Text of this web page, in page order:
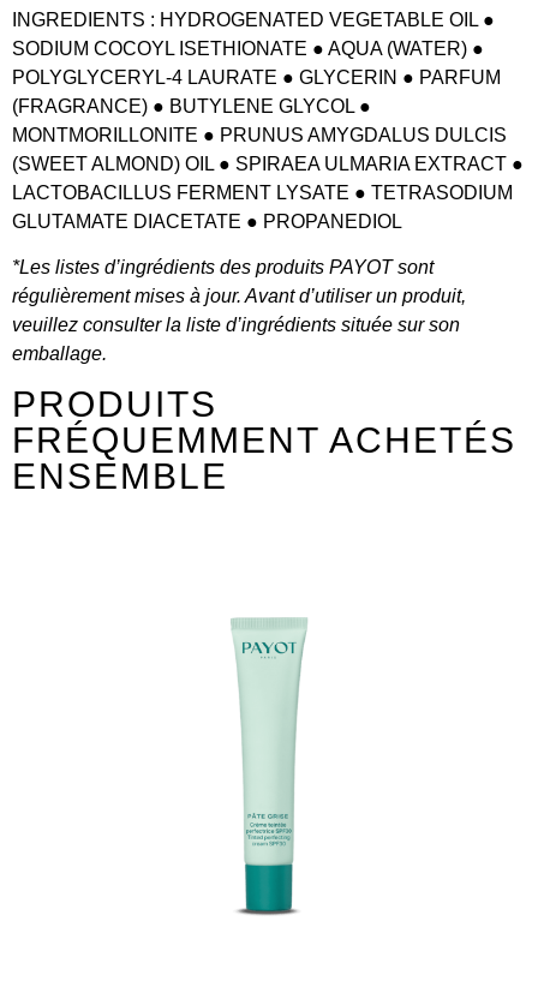
INGREDIENTS : HYDROGENATED VEGETABLE OIL ●
SODIUM COCOYL ISETHIONATE ● AQUA (WATER) ●
POLYGLYCERYL-4 LAURATE ● GLYCERIN ● PARFUM
(FRAGRANCE) ● BUTYLENE GLYCOL ●
MONTMORILLONITE ● PRUNUS AMYGDALUS DULCIS
(SWEET ALMOND) OIL ● SPIRAEA ULMARIA EXTRACT ●
LACTOBACILLUS FERMENT LYSATE ● TETRASODIUM
GLUTAMATE DIACETATE ● PROPANEDIOL
*Les listes d’ingrédients des produits PAYOT sont
régulièrement mises à jour. Avant d’utiliser un produit,
veuillez consulter la liste d’ingrédients située sur son
emballage.
PRODUITS
FRÉQUEMMENT ACHETÉS
ENSEMBLE